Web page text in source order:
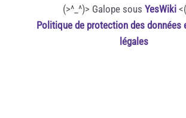
(>^_^)> Galope sous YesWiki
Politique de protection des données
légales